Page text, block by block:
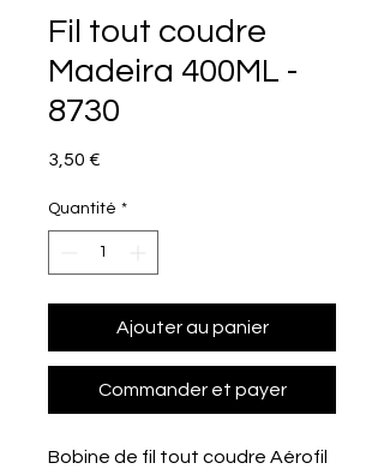
Fil tout coudre
Madeira 400ML -
8730
3,50 €
Quantité *
Ajouter au panier
Commander et payer
Bobine de fil tout coudre Aérofil